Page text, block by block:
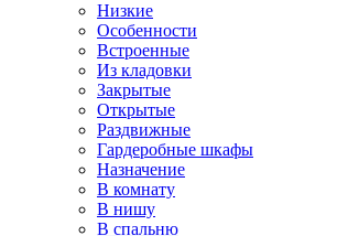
Низкие
Особенности
Встроенные
Из кладовки
Закрытые
Открытые
Раздвижные
Гардеробные шкафы
Назначение
В комнату
В нишу
В спальню